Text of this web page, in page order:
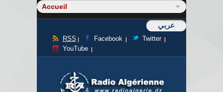
عربي
RSS Facebook
Twitter
YouTube